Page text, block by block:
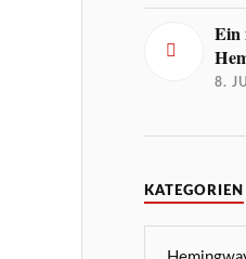
Ein
8.
KATEGORIEN